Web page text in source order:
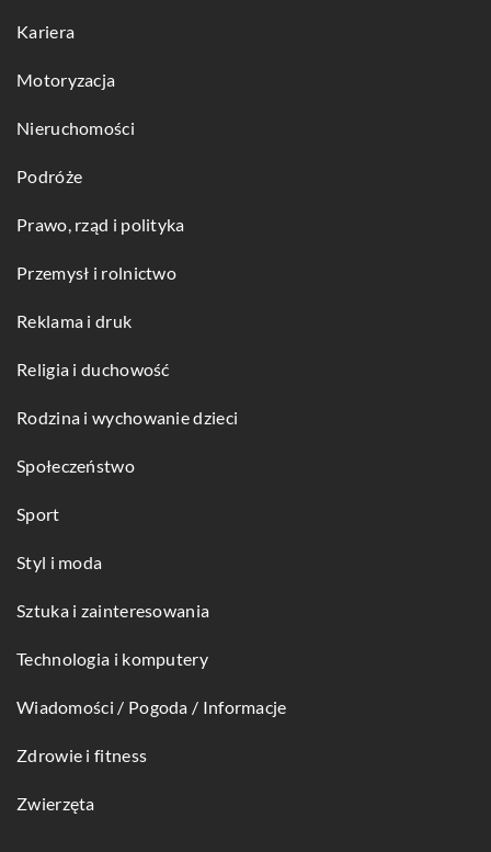
Kariera
Motoryzacja
Nieruchomości
Podróże
Prawo, rząd i polityka
Przemysł i rolnictwo
Reklama i druk
Religia i duchowość
Rodzina i wychowanie dzieci
Społeczeństwo
Sport
Styl i moda
Sztuka i zainteresowania
Technologia i komputery
Wiadomości / Pogoda / Informacje
Zdrowie i fitness
Zwierzęta